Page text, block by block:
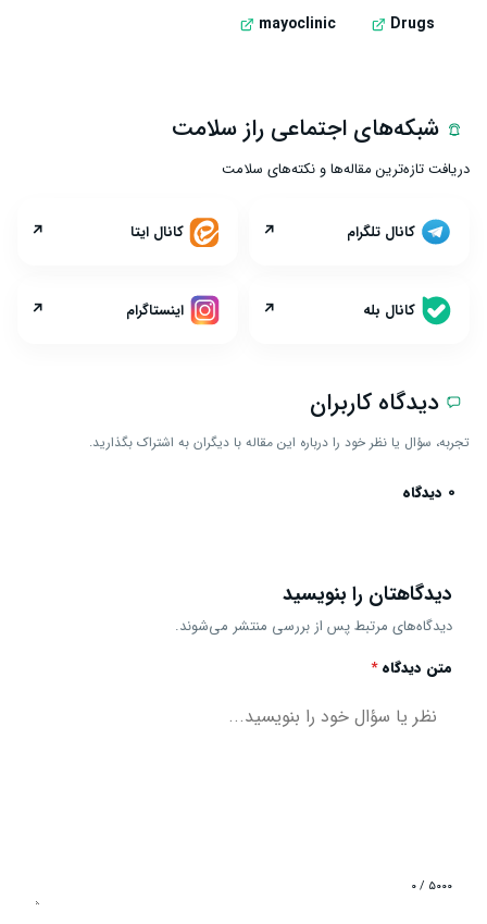
Drugs
mayoclinic
شبکه‌های اجتماعی راز سلامت
دریافت تازه‌ترین مقاله‌ها و نکته‌های سلامت
کانال تلگرام ↗ کانال ایتا ↗
کانال بله ↗ اینستاگرام ↗
دیدگاه کاربران
تجربه، سؤال یا نظر خود را درباره این مقاله با دیگران به اشتراک بگذارید.
0 دیدگاه
دیدگاهتان را بنویسید
دیدگاه‌های مرتبط پس از بررسی منتشر می‌شوند.
متن دیدگاه*
۰ / ۵۰۰۰